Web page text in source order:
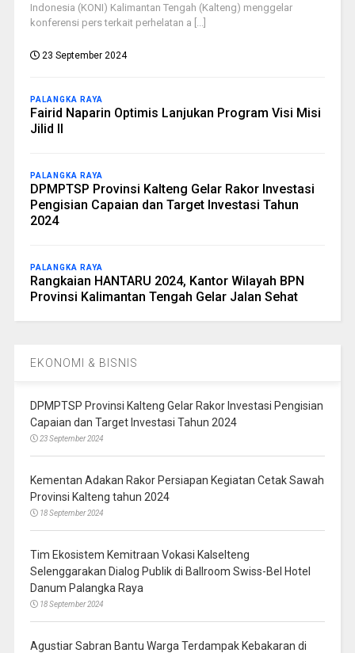
Indonesia (KONI) Kalimantan Tengah (Kalteng) menggelar
konferensi pers terkait perhelatan a [...]
23 September 2024
PALANGKA RAYA
Fairid Naparin Optimis Lanjukan Program Visi Misi
Jilid II
PALANGKA RAYA
DPMPTSP Provinsi Kalteng Gelar Rakor Investasi
Pengisian Capaian dan Target Investasi Tahun
2024
PALANGKA RAYA
Rangkaian HANTARU 2024, Kantor Wilayah BPN
Provinsi Kalimantan Tengah Gelar Jalan Sehat
EKONOMI & BISNIS
DPMPTSP Provinsi Kalteng Gelar Rakor Investasi Pengisian
Capaian dan Target Investasi Tahun 2024
23 September 2024
Kementan Adakan Rakor Persiapan Kegiatan Cetak Sawah
Provinsi Kalteng tahun 2024
18 September 2024
Tim Ekosistem Kemitraan Vokasi Kalselteng
Selenggarakan Dialog Publik di Ballroom Swiss-Bel Hotel
Danum Palangka Raya
18 September 2024
Agustiar Sabran Bantu Warga Terdampak Kebakaran di